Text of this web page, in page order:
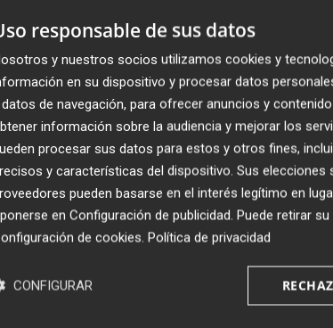
a la primera con un 'ace'. A la segunda
Porque el golpe de Berrettini tocó en la red
Y el italiano, en la red, colocó la raqueta
la gran oportunidad. En volandas con un
a ilusionarse de verdad con la victoria.
a la pista para el segundo set. Sirvió
en un momento decisivo para mantener
Jan-Lennard Struff en un 'tie-break' para la
responsable de sus datos
y nuestros socios utilizamos cookies y
en su dispositivo y procesar datos
de navegación, para ofrecer anuncios y
información sobre la audiencia y mejorar los
procesar sus datos para estos y otros fines,
y características del dispositivo. Sus
pueden basarse en el interés legítimo en
en Configuración de publicidad. Puede retirar
de cookies. Política de privacidad
CONFIGURAR